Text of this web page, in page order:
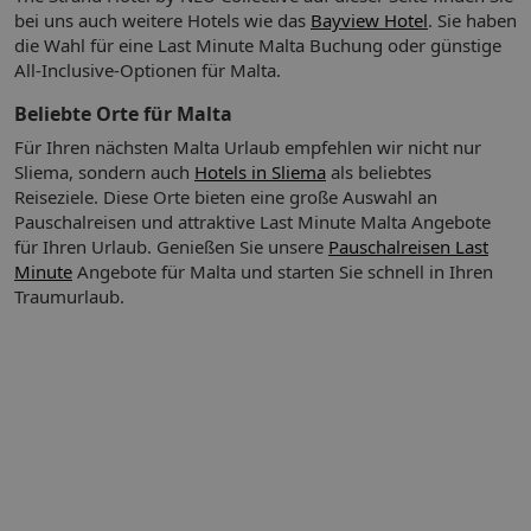
Frühstück
Halbpension
Beschreibung der Verpflegungsangebote:
Frühstück: kontinental, Buffet
Abendessen
Restaurant
Bar
Café
bei uns auch weitere Hotels wie das Bayview Hotel. Sie haben
die Wahl für eine Last Minute Malta Buchung oder günstige
All-Inclusive-Optionen für Malta.
Beliebte Orte für Malta
Für Ihren nächsten Malta Urlaub empfehlen wir nicht nur
Sliema, sondern auch Hotels in Sliema als beliebtes
Reiseziele. Diese Orte bieten eine große Auswahl an
Pauschalreisen und attraktive Last Minute Malta Angebote
für Ihren Urlaub. Genießen Sie unsere Pauschalreisen Last
Minute Angebote für Malta und starten Sie schnell in Ihren
Traumurlaub.